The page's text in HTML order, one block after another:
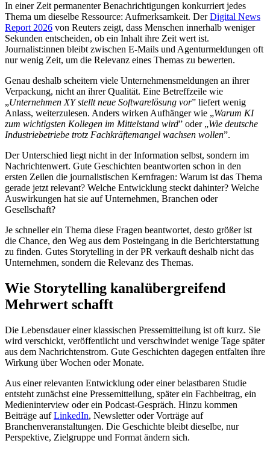
In einer Zeit permanenter Benachrichtigungen konkurriert jedes
Thema um dieselbe Ressource: Aufmerksamkeit. DerDigital News
Report 2026 von Reuters zeigt, dass Menschen innerhalb weniger
Sekunden entscheiden, ob ein Inhalt ihre Zeit wert ist.
Journalist:innen bleibt zwischen E-Mails und Agenturmeldungen oft
nur wenig Zeit, um die Relevanz eines Themas zu bewerten.
Genau deshalb scheitern viele Unternehmensmeldungen an ihrer
Verpackung, nicht an ihrer Qualität. Eine Betreffzeile wie
„Unternehmen XY stellt neue Softwarelösung vor” liefert wenig
Anlass, weiterzulesen. Anders wirken Aufhänger wie „Warum KI
zum wichtigsten Kollegen im Mittelstand wird” oder „Wie deutsche
Industriebetriebe trotz Fachkräftemangel wachsen wollen”.
Der Unterschied liegt nicht in der Information selbst, sondern im
Nachrichtenwert. Gute Geschichten beantworten schon in den
ersten Zeilen die journalistischen Kernfragen: Warum ist das Thema
gerade jetzt relevant? Welche Entwicklung steckt dahinter? Welche
Auswirkungen hat sie auf Unternehmen, Branchen oder
Gesellschaft?
Je schneller ein Thema diese Fragen beantwortet, desto größer ist
die Chance, den Weg aus dem Posteingang in die Berichterstattung
zu finden. Gutes Storytelling in der PR verkauft deshalb nicht das
Unternehmen, sondern die Relevanz des Themas.
Wie Storytelling kanalübergreifend
Mehrwert schafft
Die Lebensdauer einer klassischen Pressemitteilung ist oft kurz. Sie
wird verschickt, veröffentlicht und verschwindet wenige Tage später
aus dem Nachrichtenstrom. Gute Geschichten dagegen entfalten ihre
Wirkung über Wochen oder Monate.
Aus einer relevanten Entwicklung oder einer belastbaren Studie
entsteht zunächst eine Pressemitteilung, später ein Fachbeitrag, ein
Medieninterview oder ein Podcast-Gespräch. Hinzu kommen
Beiträge aufLinkedIn, Newsletter oder Vorträge auf
Branchenveranstaltungen. Die Geschichte bleibt dieselbe, nur
Perspektive, Zielgruppe und Format ändern sich.